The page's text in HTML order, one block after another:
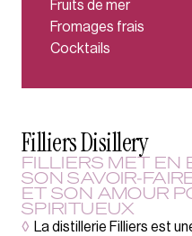
Fruits de mer
Fromages frais
Cocktails
Filliers Disillery
FILLIERS MET EN
SON SAVOIR-
ET SON AMOUR
SPIRITUEUX
◊ La distillerie Filliers est